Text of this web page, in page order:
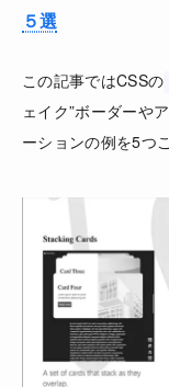
５選
この記事ではCSSの
ェイク”ボーダーや
ーションの例を5つ